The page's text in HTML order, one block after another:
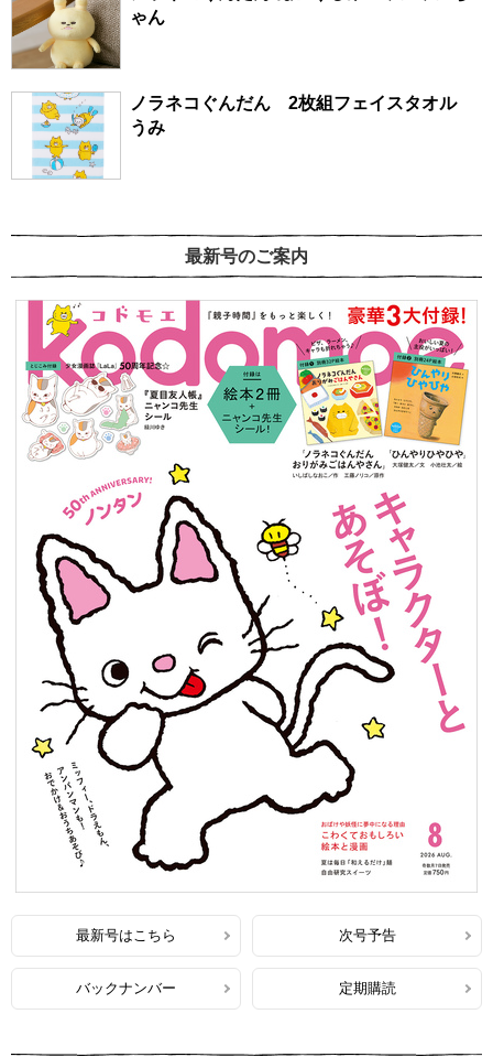
ゃん
ノラネコぐんだん 2枚組フェイスタオル
うみ
最新号のご案内
最新号はこちら 次号予告
バックナンバー 定期購読